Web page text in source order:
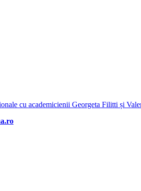
cu academicienii Georgeta Filitti și